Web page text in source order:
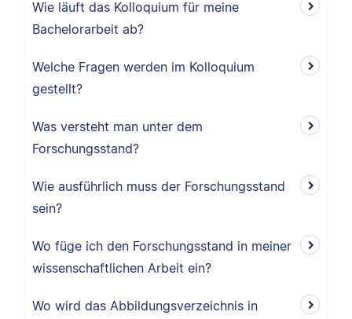
Wie läuft das Kolloquium für meine
Bachelorarbeit ab?
Welche Fragen werden im Kolloquium
gestellt?
Was versteht man unter dem
Forschungsstand?
Wie ausführlich muss der Forschungsstand
sein?
Wo füge ich den Forschungsstand in meiner
wissenschaftlichen Arbeit ein?
Wo wird das Abbildungsverzeichnis in